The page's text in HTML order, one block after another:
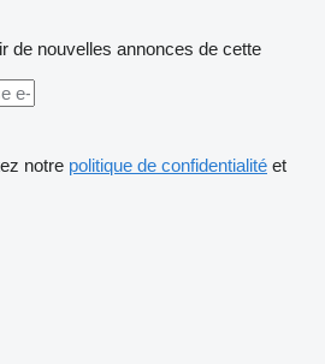
de nouvelles annonces de cette
notre politique de confidentialité et